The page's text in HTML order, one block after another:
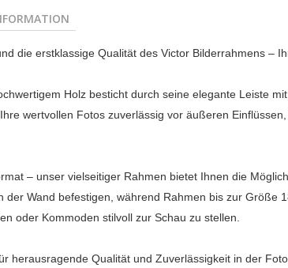
die erstklassige Qualität des Victor Bilderrahmens –
Holz besticht durch seine elegante Leiste
wertvollen Fotos zuverlässig vor äußeren
– unser vielseitiger Rahmen bietet Ihnen die
der Wand befestigen, während Rahmen bis zur
oder Kommoden stilvoll zur Schau zu stellen.
herausragende Qualität und Zuverlässigkeit in der